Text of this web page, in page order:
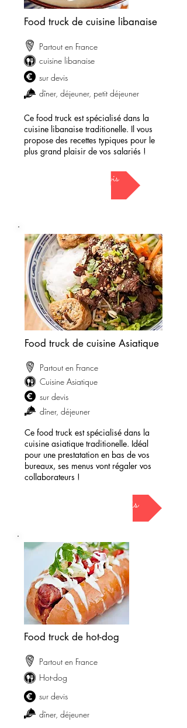
Food truck de cuisine libanaise
Partout en France
cuisine libanaise
sur devis
dîner, déjeuner, petit déjeuner
Ce food truck est spécialisé dans la
cuisine libanaise traditionelle. Il vous
propose des recettes typiques pour le
plus grand plaisir de vos salariés !
demander mon devis
Food truck de cuisine Asiatique
Partout en France
Cuisine Asiatique
sur devis
dîner, déjeuner
Ce food truck est spécialisé dans la
cuisine asiatique traditionelle. Idéal
pour une prestatation en bas de vos
bureaux, ses menus vont régaler vos
collaborateurs !
demander mon devis
Food truck de hot-dog
Partout en France
Hot-dog
sur devis
dîner, déjeuner